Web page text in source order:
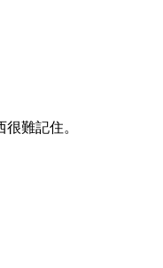
難記住。